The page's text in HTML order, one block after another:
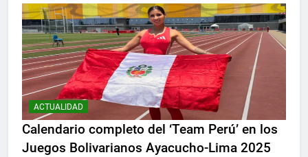
ACTUALIDAD
Calendario completo del ‘Team Perú’ en los
Juegos Bolivarianos Ayacucho-Lima 2025